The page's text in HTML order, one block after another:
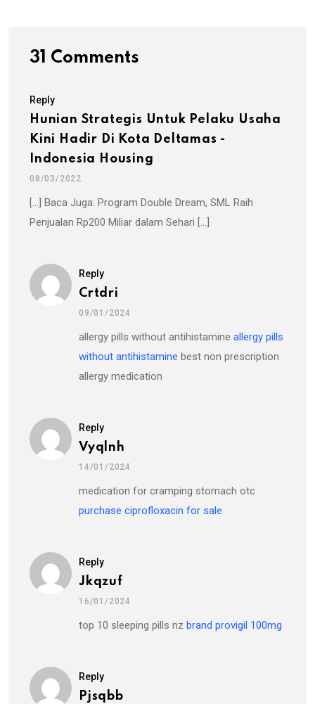
31 Comments
Reply
Hunian Strategis Untuk Pelaku Usaha
Kini Hadir Di Kota Deltamas -
Indonesia Housing
08/03/2022
[…] Baca Juga: Program Double Dream, SML Raih
Penjualan Rp200 Miliar dalam Sehari […]
Reply
Crtdri
09/01/2024
allergy pills without antihistamine allergy pills
without antihistamine best non prescription
allergy medication
Reply
Vyqlnh
14/01/2024
medication for cramping stomach otc
purchase ciprofloxacin for sale
Reply
Jkqzuf
16/01/2024
top 10 sleeping pills nz brand provigil 100mg
Reply
Pjsqbb